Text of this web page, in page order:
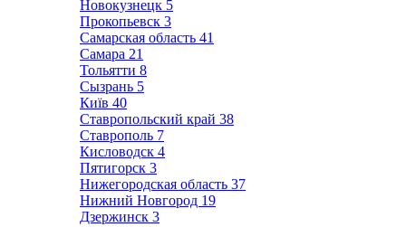
Новокузнецк 5
Прокопьевск 3
Самарская область 41
Самара 21
Тольятти 8
Сызрань 5
Київ 40
Ставропольский край 38
Ставрополь 7
Кисловодск 4
Пятигорск 3
Нижегородская область 37
Нижний Новгород 19
Дзержинск 3